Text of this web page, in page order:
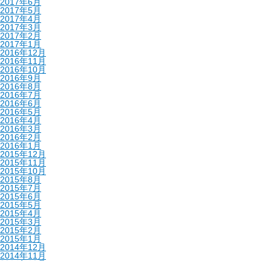
2017年5月
2017年4月
2017年3月
2017年2月
2017年1月
2016年12月
2016年11月
2016年10月
2016年9月
2016年8月
2016年7月
2016年6月
2016年5月
2016年4月
2016年3月
2016年2月
2016年1月
2015年12月
2015年11月
2015年10月
2015年8月
2015年7月
2015年6月
2015年5月
2015年4月
2015年3月
2015年2月
2015年1月
2014年12月
2014年11月